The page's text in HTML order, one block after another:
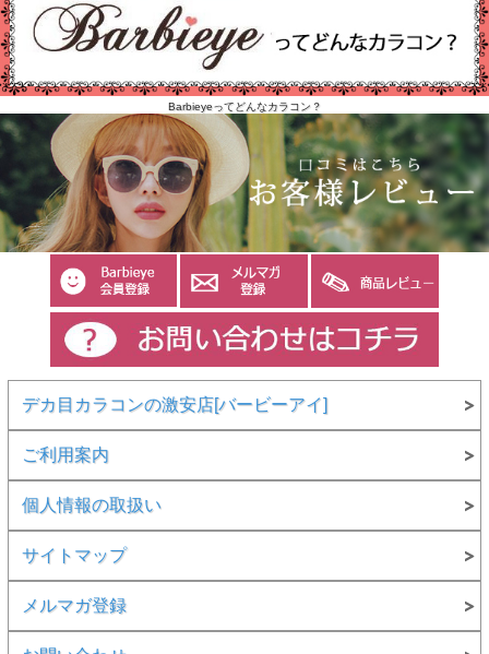
Barbieyeってどんなカラコン？
デカ目カラコンの激安店[バービーアイ]
ご利用案内
個人情報の取扱い
サイトマップ
メルマガ登録